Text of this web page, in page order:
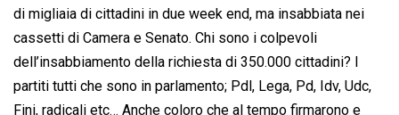
di migliaia di cittadini in due week end, ma insabbiata nei
cassetti di Camera e Senato. Chi sono i colpevoli
dell’insabbiamento della richiesta di 350.000 cittadini? I
partiti tutti che sono in parlamento; Pdl, Lega, Pd, Idv, Udc,
Fini, radicali etc… Anche coloro che al tempo firmarono e